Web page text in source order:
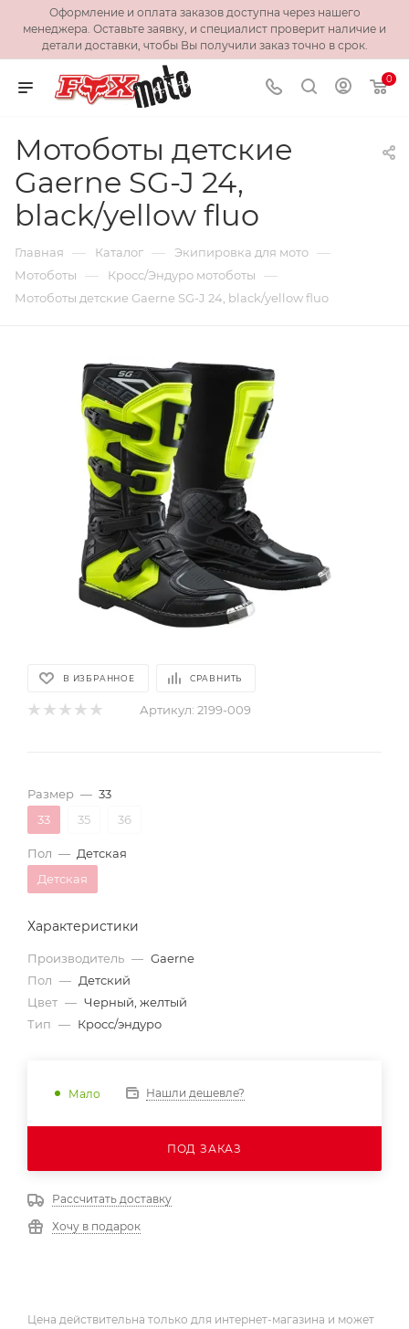
Оформление и оплата заказов доступна через нашего
менеджера. Оставьте заявку, и специалист проверит наличие и
детали доставки, чтобы Вы получили заказ точно в срок.
0
Мотоботы детские
Gaerne SG-J 24,
black/yellow fluo
Главная — Каталог — Экипировка для мото —
Мотоботы — Кросс/Эндуро мотоботы —
Мотоботы детские Gaerne SG-J 24, black/yellow fluo
В ИЗБРАННОЕ СРАВНИТЬ
Артикул: 2199-009
Размер — 33
33
35 36
Пол — Детская
Детская
Характеристики
Производитель — Gaerne
Пол — Детский
Цвет — Черный, желтый
Тип — Кросс/эндуро
Мало Нашли дешевле?
ПОД ЗАКАЗ
Рассчитать доставку
Хочу в подарок
Цена действительна только для интернет-магазина и может